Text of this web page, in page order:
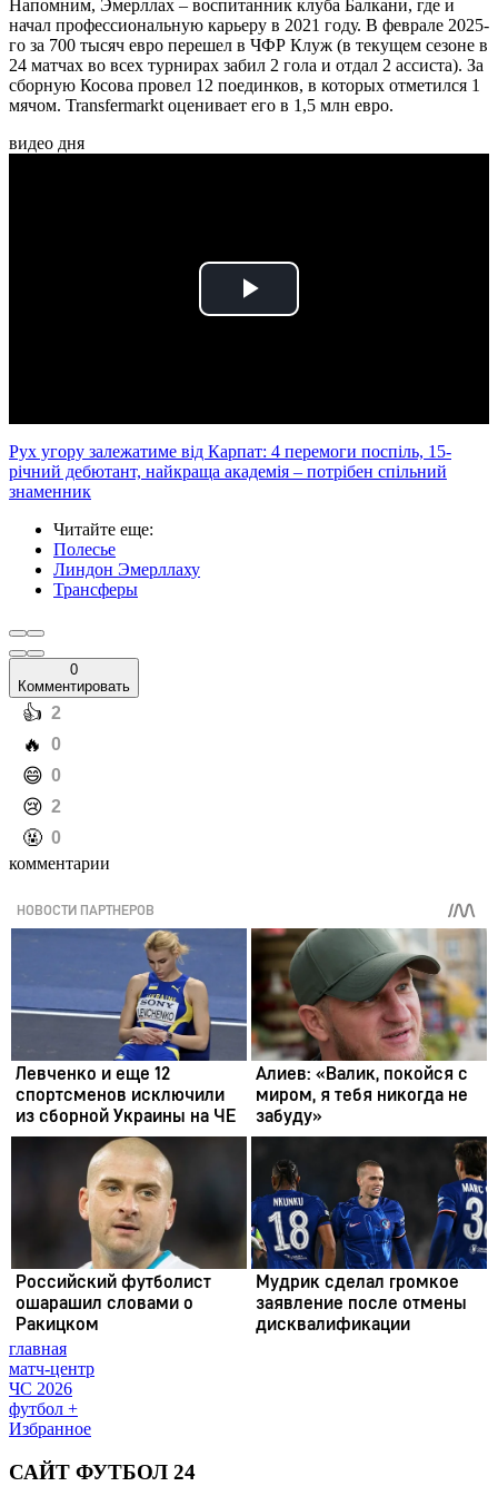
Напомним, Эмерллах – воспитанник клуба Балкани, где и
начал профессиональную карьеру в 2021 году. В феврале 2025-
го за 700 тысяч евро перешел в ЧФР Клуж (в текущем сезоне в
24 матчах во всех турнирах забил 2 гола и отдал 2 ассиста). За
сборную Косова провел 12 поединков, в которых отметился 1
мячом. Transfermarkt оценивает его в 1,5 млн евро.
видео дня
Play
Рух угору залежатиме від Карпат: 4 перемоги поспіль, 15-
річний дебютант, найкраща академія – потрібен спільний
знаменник
Читайте еще:
Полесье
Линдон Эмерллаху
Трансферы
0
Комментировать
️👍 2
️🔥 0
️😄 0
️😢 2
️🤬 0
комментарии
главная
матч-центр
ЧС 2026
футбол +
Избранное
САЙТ ФУТБОЛ 24